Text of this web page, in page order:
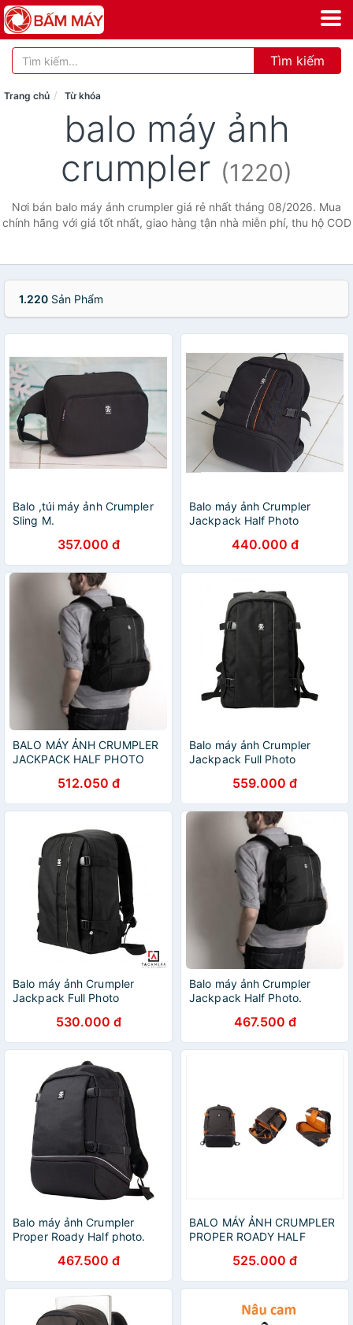
Tìm kiếm
Trang chủ Từ khóa
balo máy ảnh
crumpler (1220)
Nơi bán balo máy ảnh crumpler giá rẻ nhất tháng 08/2026. Mua
chính hãng với giá tốt nhất, giao hàng tận nhà miễn phí, thu hộ COD
1.220 Sản Phẩm
Balo ,túi máy ảnh Crumpler
Sling M.
357.000 đ
Balo máy ảnh Crumpler
Jackpack Half Photo
440.000 đ
BALO MÁY ẢNH CRUMPLER
JACKPACK HALF PHOTO
512.050 đ
Balo máy ảnh Crumpler
Jackpack Full Photo
559.000 đ
Balo máy ảnh Crumpler
Jackpack Full Photo
530.000 đ
Balo máy ảnh Crumpler
Jackpack Half Photo.
467.500 đ
Balo máy ảnh Crumpler
Proper Roady Half photo.
467.500 đ
BALO MÁY ẢNH CRUMPLER
PROPER ROADY HALF
525.000 đ